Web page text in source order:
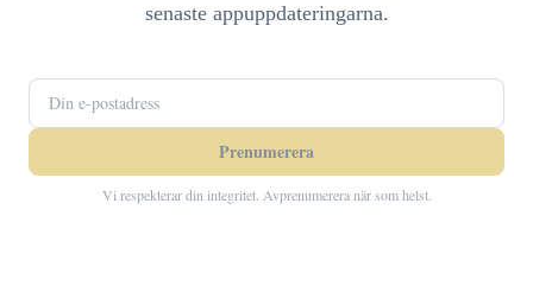
senaste appuppdateringarna.
Prenumerera
Vi respekterar din integritet. Avprenumerera när som helst.